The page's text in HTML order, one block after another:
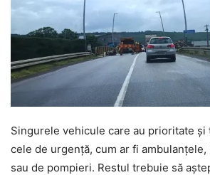
Singurele vehicule care au prioritate și
cele de urgență, cum ar fi
sau de pompieri. Restul trebuie să